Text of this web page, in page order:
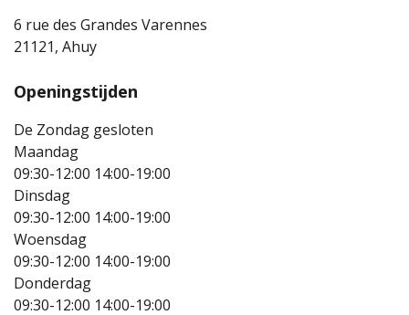
6 rue des Grandes Varennes
21121, Ahuy
Openingstijden
De Zondag gesloten
Maandag
09:30-12:00 14:00-19:00
Dinsdag
09:30-12:00 14:00-19:00
Woensdag
09:30-12:00 14:00-19:00
Donderdag
09:30-12:00 14:00-19:00